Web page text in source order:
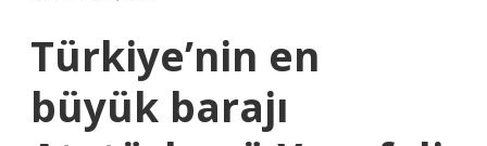
Türkiye’nin en
büyük barajı